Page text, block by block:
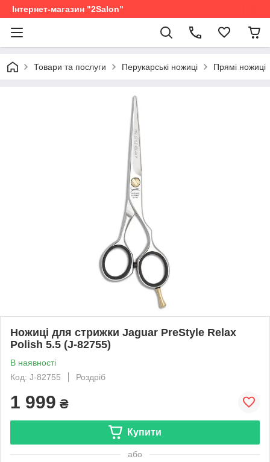
Інтернет-магазин "2Salon"
Товари та послуги Перукарські ножиці Прямі ножиці
Ножиці для стрижки Jaguar PreStyle Relax
Polish 5.5 (J-82755)
В наявності
Код: J-82755
Роздріб
1 999 ₴
Купити
або